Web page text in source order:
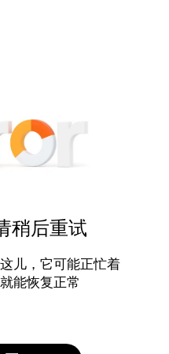
稍后重试
儿，它可能正忙着
能恢复正常